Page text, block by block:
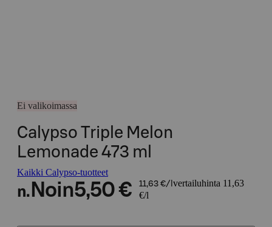
Ei valikoimassa
Calypso Triple Melon
Lemonade 473 ml
Kaikki Calypso-tuotteet
n. Noin5,50 € 11,63 €/l vertailuhinta 11,63
€/l